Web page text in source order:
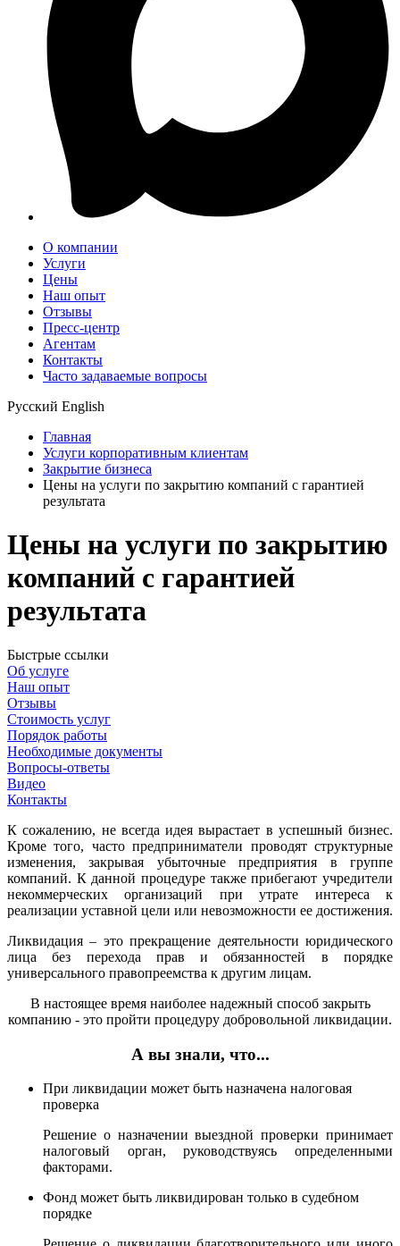
О компании
Услуги
Цены
Наш опыт
Отзывы
Пресс-центр
Агентам
Контакты
Часто задаваемые вопросы
Русский English
Главная
Услуги корпоративным клиентам
Закрытие бизнеса
Цены на услуги по закрытию компаний с гарантией
результата
Цены на услуги по закрытию
компаний с гарантией
результата
Быстрые ссылки
Об услуге
Наш опыт
Отзывы
Стоимость услуг
Порядок работы
Необходимые документы
Вопросы-ответы
Видео
Контакты
К сожалению, не всегда идея вырастает в успешный бизнес.
Кроме того, часто предприниматели проводят структурные
изменения, закрывая убыточные предприятия в группе
компаний. К данной процедуре также прибегают учредители
некоммерческих организаций при утрате интереса к
реализации уставной цели или невозможности ее достижения.
Ликвидация – это прекращение деятельности юридического
лица без перехода прав и обязанностей в порядке
универсального правопреемства к другим лицам.
В настоящее время наиболее надежный способ закрыть
компанию - это пройти процедуру добровольной ликвидации.
А вы знали, что...
При ликвидации может быть назначена налоговая
проверка
Решение о назначении выездной проверки принимает
налоговый орган, руководствуясь определенными
факторами.
Фонд может быть ликвидирован только в судебном
порядке